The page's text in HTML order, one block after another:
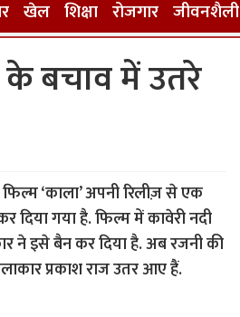
खेल शिक्षा रोजगार जीवनशैली
के बचाव में उतरे
‘काला’ अपनी रिलीज़ से एक
दिया गया है. फिल्म में कावेरी नदी
ने इसे बैन कर दिया है. अब रजनी की
प्रकाश राज उतर आए हैं.